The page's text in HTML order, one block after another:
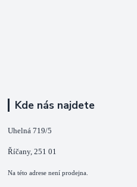
Kde nás najdete
Uhelná 719/5
Říčany, 251 01
Na této adrese není prodejna.